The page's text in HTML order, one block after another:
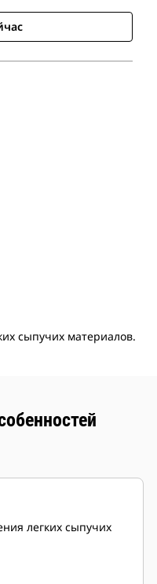
сыпучих материалов.
легких сыпучих